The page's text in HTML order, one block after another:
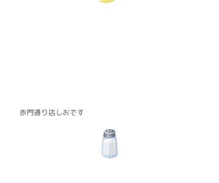
赤門通り店しおです